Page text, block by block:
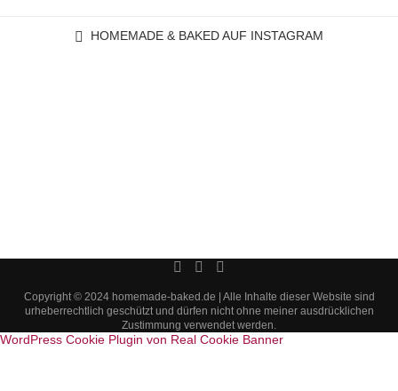
HOMEMADE & BAKED AUF INSTAGRAM
Copyright © 2024 homemade-baked.de | Alle Inhalte dieser Website sind
urheberrechtlich geschützt und dürfen nicht ohne meiner ausdrücklichen
Zustimmung verwendet werden.
WordPress Cookie Plugin von Real Cookie Banner